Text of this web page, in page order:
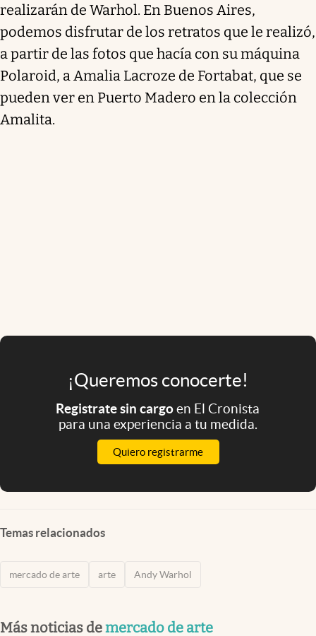
realizarán de Warhol. En Buenos Aires,
podemos disfrutar de los retratos que le realizó,
a partir de las fotos que hacía con su máquina
Polaroid, a Amalia Lacroze de Fortabat, que se
pueden ver en Puerto Madero en la colección
Amalita.
¡Queremos conocerte!
Registrate sin cargoen El Cronista
para una experiencia a tu medida.
Quiero registrarme
Temas relacionados
mercado de arte arte Andy Warhol
Más noticias demercado de arte